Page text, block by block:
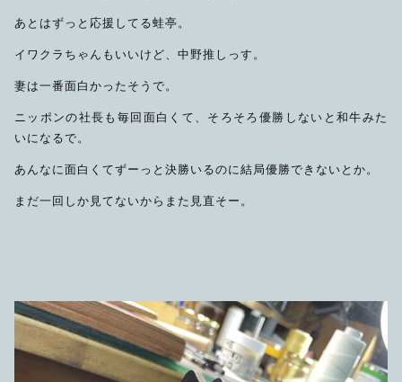
あとはずっと応援してる蛙亭。
イワクラちゃんもいいけど、中野推しっす。
妻は一番面白かったそうで。
ニッポンの社長も毎回面白くて、そろそろ優勝しないと和牛みた
いになるで。
あんなに面白くてずーっと決勝いるのに結局優勝できないとか。
まだ一回しか見てないからまた見直そー。